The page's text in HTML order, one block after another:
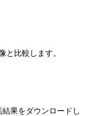
と比較します。
果をダウンロードし